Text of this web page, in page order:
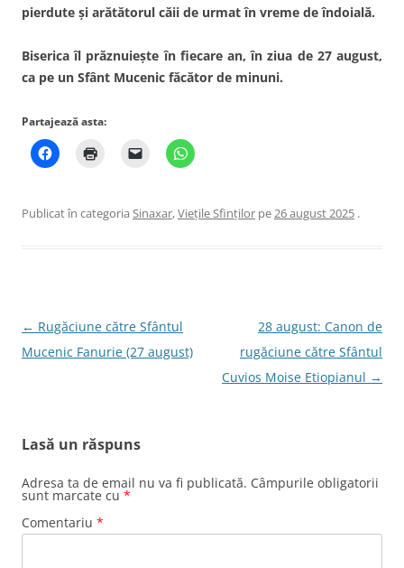
pierdute şi arătătorul căii de urmat în vreme de îndoială.
Biserica îl prăznuieşte în fiecare an, în ziua de 27 august,
ca pe un Sfânt Mucenic făcător de minuni.
Partajează asta:
Publicat în categoria Sinaxar,Viețile Sfinților pe26 august 2025 .
Navigare
în
← Rugăciune către Sfântul
Mucenic Fanurie (27 august)
28 august: Canon de
rugăciune către Sfântul
Cuvios Moise Etiopianul →
Lasă un răspuns
Adresa ta de email nu va fi publicată. Câmpurile obligatorii
sunt marcate cu *
Comentariu *